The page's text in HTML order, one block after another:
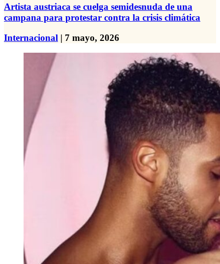
Artista austriaca se cuelga semidesnuda de una
campana para protestar contra la crisis climática
Internacional | 7 mayo, 2026